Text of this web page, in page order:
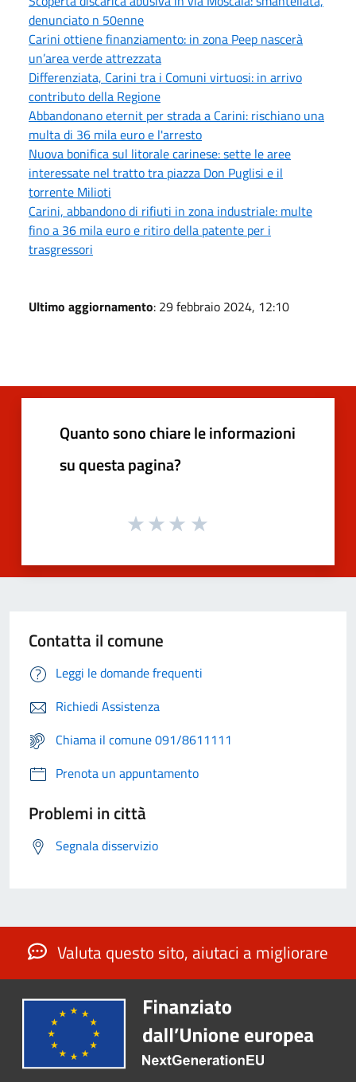
denunciato n 50enne
Carini ottiene finanziamento: in zona Peep nascerà
un’area verde attrezzata
Differenziata, Carini tra i Comuni virtuosi: in arrivo
contributo della Regione
Abbandonano eternit per strada a Carini: rischiano una
multa di 36 mila euro e l'arresto
Nuova bonifica sul litorale carinese: sette le aree
interessate nel tratto tra piazza Don Puglisi e il
torrente Milioti
Carini, abbandono di rifiuti in zona industriale: multe
fino a 36 mila euro e ritiro della patente per i
trasgressori
Ultimo aggiornamento: 29 febbraio 2024, 12:10
Quanto sono chiare le informazioni
su questa pagina?
Contatta il comune
Leggi le domande frequenti
Richiedi Assistenza
Chiama il comune 091/8611111
Prenota un appuntamento
Problemi in città
Segnala disservizio
Valuta questo sito, aiutaci a migliorare